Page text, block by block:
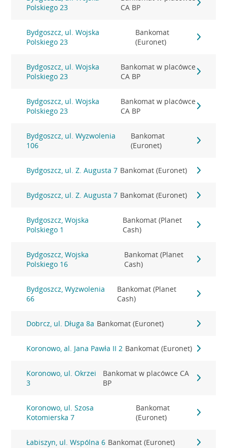
Polskiego 23
CA BP
Bydgoszcz, ul. Wojska
Polskiego 23
Bankomat
(Euronet)
Bydgoszcz, ul. Wojska
Polskiego 23
Bankomat w placówce
CA BP
Bydgoszcz, ul. Wojska
Polskiego 23
Bankomat w placówce
CA BP
Bydgoszcz, ul. Wyzwolenia
106
Bankomat
(Euronet)
Bydgoszcz, ul. Z. Augusta 7 Bankomat (Euronet)
Bydgoszcz, ul. Z. Augusta 7 Bankomat (Euronet)
Bydgoszcz, Wojska
Polskiego 1
Bankomat (Planet
Cash)
Bydgoszcz, Wojska
Polskiego 16
Bankomat (Planet
Cash)
Bydgoszcz, Wyzwolenia
66
Bankomat (Planet
Cash)
Dobrcz, ul. Długa 8a Bankomat (Euronet)
Koronowo, al. Jana Pawła II 2 Bankomat (Euronet)
Koronowo, ul. Okrzei
3
Bankomat w placówce CA
BP
Koronowo, ul. Szosa
Kotomierska 7
Bankomat
(Euronet)
Łabiszyn, ul. Wspólna 6 Bankomat (Euronet)